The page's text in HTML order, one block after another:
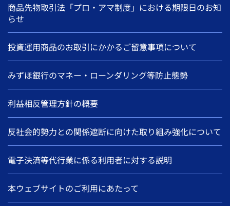
商品先物取引法「プロ・アマ制度」における期限日のお知
らせ
投資運用商品のお取引にかかるご留意事項について
みずほ銀行のマネー・ローンダリング等防止態勢
利益相反管理方針の概要
反社会的勢力との関係遮断に向けた取り組み強化について
電子決済等代行業に係る利用者に対する説明
本ウェブサイトのご利用にあたって